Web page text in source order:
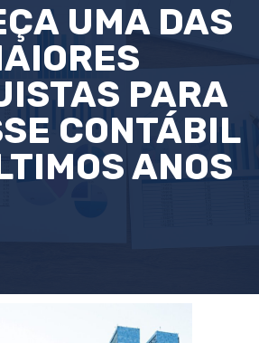
UMA DAS
PARA
CONTÁBIL
ANOS